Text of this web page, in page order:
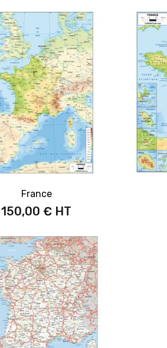
France
150,00 €